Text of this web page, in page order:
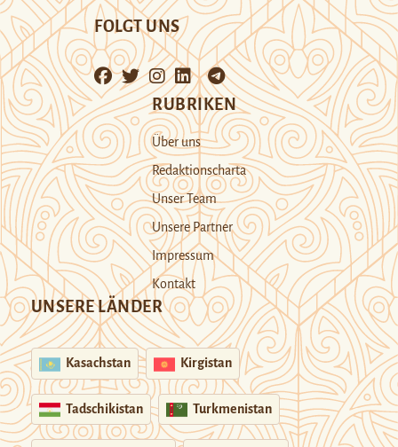
FOLGT UNS
RUBRIKEN
Über uns
Redaktionscharta
Unser Team
Unsere Partner
Impressum
Kontakt
UNSERE LÄNDER
Kasachstan Kirgistan
Tadschikistan Turkmenistan